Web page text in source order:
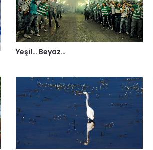
Yeşil… Beyaz…